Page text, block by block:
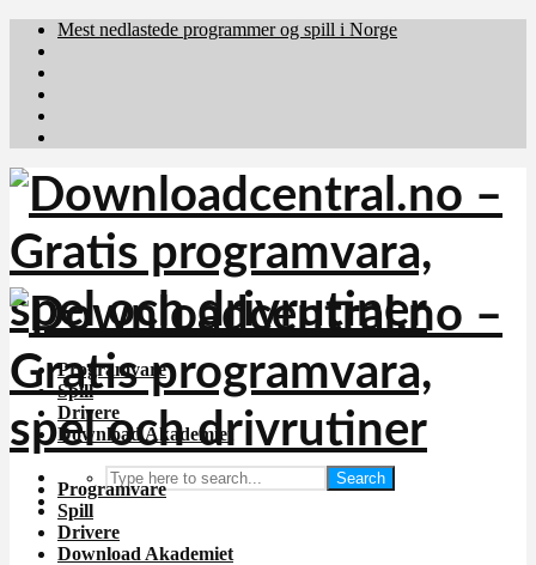
Mest nedlastede programmer og spill i Norge
Programvare
Spill
Drivere
Download Akademiet
Search
Programvare
Spill
Drivere
Download Akademiet